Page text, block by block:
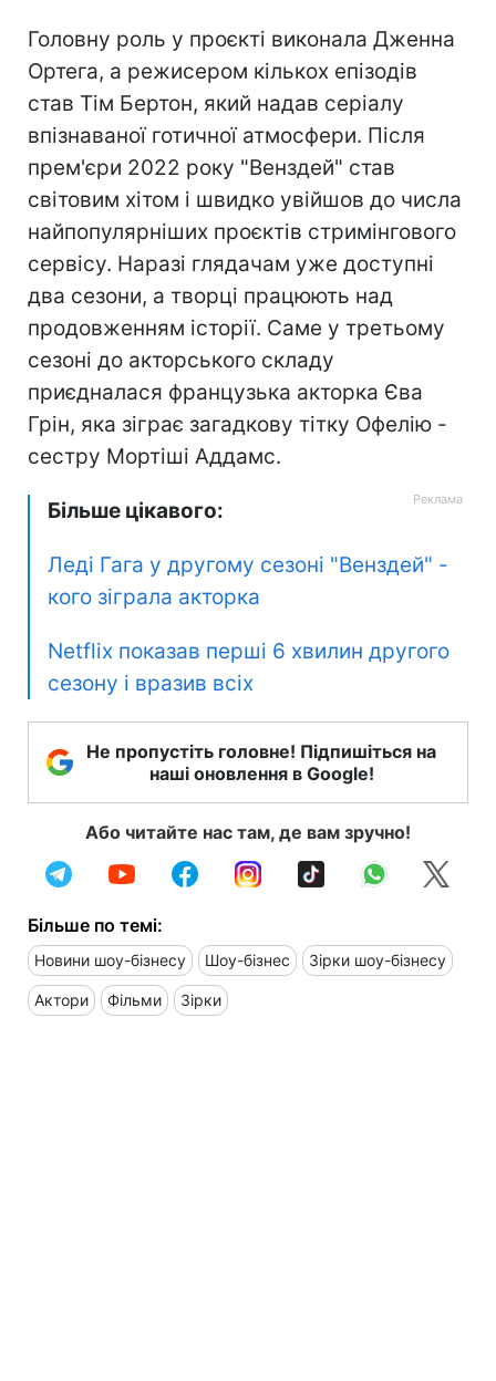
Головну роль у проєкті виконала Дженна
Ортега, а режисером кількох епізодів
став Тім Бертон, який надав серіалу
впізнаваної готичної атмосфери. Після
прем'єри 2022 року "Венздей" став
світовим хітом і швидко увійшов до числа
найпопулярніших проєктів стримінгового
сервісу. Наразі глядачам уже доступні
два сезони, а творці працюють над
продовженням історії. Саме у третьому
сезоні до акторського складу
приєдналася французька акторка Єва
Грін, яка зіграє загадкову тітку Офелію -
сестру Мортіші Аддамс.
Більше цікавого:
Леді Гага у другому сезоні "Венздей" -
кого зіграла акторка
Netflix показав перші 6 хвилин другого
сезону і вразив всіх
Не пропустіть головне! Підпишіться на
наші оновлення в Google!
Або читайте нас там, де вам зручно!
Більше по темі:
Новини шоу-бізнесу Шоу-бізнес Зірки шоу-бізнесу
Актори Фільми Зірки